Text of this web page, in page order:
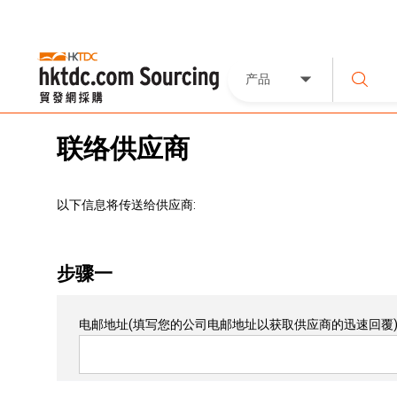
产品
联络供应商
以下信息将传送给供应商:
步骤一
电邮地址(填写您的公司电邮地址以获取供应商的迅速回覆)